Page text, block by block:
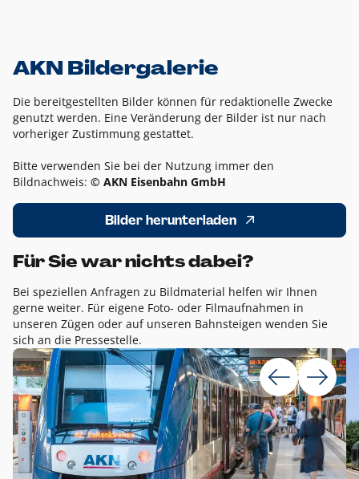
AKN Bildergalerie
Die bereitgestellten Bilder können für redaktionelle Zwecke
genutzt werden. Eine Veränderung der Bilder ist nur nach
vorheriger Zustimmung gestattet.
Bitte verwenden Sie bei der Nutzung immer den
Bildnachweis: © AKN Eisenbahn GmbH
Bilder herunterladen
Für Sie war nichts dabei?
Bei speziellen Anfragen zu Bildmaterial helfen wir Ihnen
gerne weiter. Für eigene Foto- oder Filmaufnahmen in
unseren Zügen oder auf unseren Bahnsteigen wenden Sie
sich an die Pressestelle.